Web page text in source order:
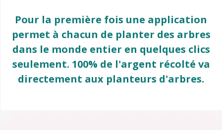
Pour la première fois une application
permet à chacun de planter des arbres
dans le monde entier en quelques clics
seulement. 100% de l'argent récolté va
directement aux planteurs d'arbres.